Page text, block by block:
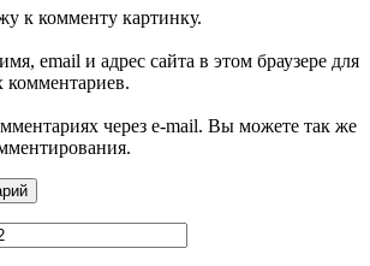
к комменту картинку.
email и адрес сайта в этом браузере для
через e-mail. Вы можете так же